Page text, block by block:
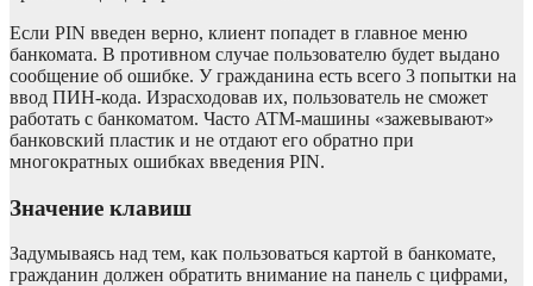
Если PIN введен верно, клиент попадет в главное меню
банкомата. В противном случае пользователю будет выдано
сообщение об ошибке. У гражданина есть всего 3 попытки на
ввод ПИН-кода. Израсходовав их, пользователь не сможет
работать с банкоматом. Часто ATM-машины «зажевывают»
банковский пластик и не отдают его обратно при
многократных ошибках введения PIN.
Значение клавиш
Задумываясь над тем, как пользоваться картой в банкомате,
гражданин должен обратить внимание на панель с цифрами,